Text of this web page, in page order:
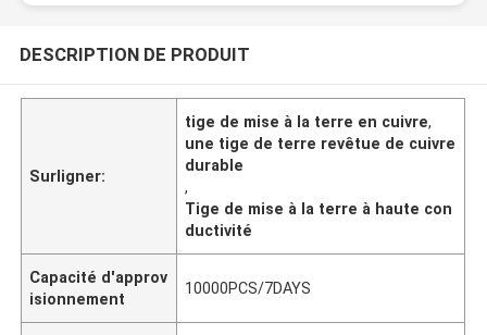
DESCRIPTION DE PRODUIT
Surligner:
tige de mise à la terre en cuivre,
une tige de terre revêtue de cuivre
durable
,
Tige de mise à la terre à haute con
ductivité
Capacité d'approv
isionnement
10000PCS/7DAYS